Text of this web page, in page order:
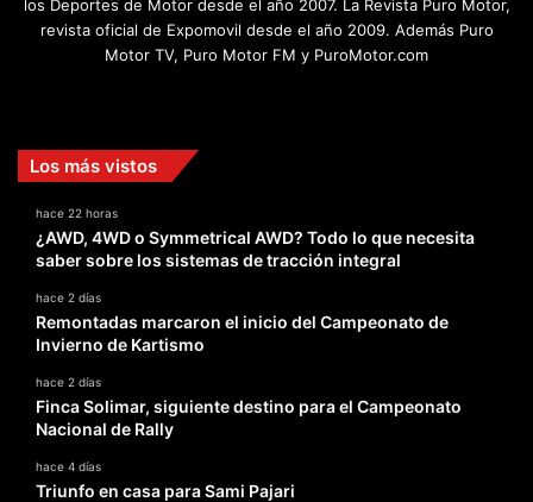
los Deportes de Motor desde el año 2007. La Revista Puro Motor,
revista oficial de Expomovil desde el año 2009. Además Puro
Motor TV, Puro Motor FM y PuroMotor.com
Los más vistos
hace 22 horas
¿AWD, 4WD o Symmetrical AWD? Todo lo que necesita
saber sobre los sistemas de tracción integral
hace 2 días
Remontadas marcaron el inicio del Campeonato de
Invierno de Kartismo
hace 2 días
Finca Solimar, siguiente destino para el Campeonato
Nacional de Rally
hace 4 días
Triunfo en casa para Sami Pajari